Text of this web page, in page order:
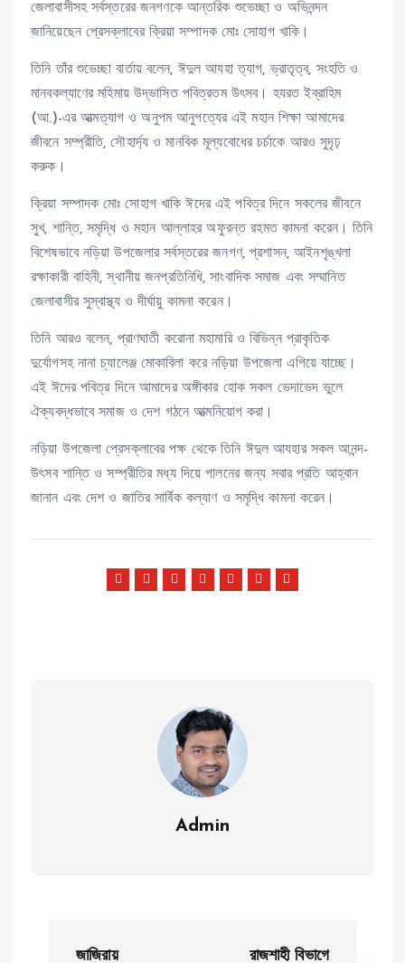
জেলাবাসীসহ সর্বস্তরের জনগণকে আন্তরিক শুভেচ্ছা ও অভিনন্দন
জানিয়েছেন প্রেসক্লাবের ক্রিয়া সম্পাদক মোঃ সোহাগ খাকি।
তিনি তাঁর শুভেচ্ছা বার্তায় বলেন, ঈদুল আযহা ত্যাগ, ভ্রাতৃত্ব, সংহতি ও
মানবকল্যাণের মহিমায় উদ্ভাসিত পবিত্রতম উৎসব। হযরত ইব্রাহিম
(আ.)-এর আত্মত্যাগ ও অনুপম আনুগত্যের এই মহান শিক্ষা আমাদের
জীবনে সম্প্রীতি, সৌহার্দ্য ও মানবিক মূল্যবোধের চর্চাকে আরও সুদৃঢ়
করুক।
ক্রিয়া সম্পাদক মোঃ সোহাগ খাকি ঈদের এই পবিত্র দিনে সকলের জীবনে
সুখ, শান্তি, সমৃদ্ধি ও মহান আল্লাহর অফুরন্ত রহমত কামনা করেন। তিনি
বিশেষভাবে নড়িয়া উপজেলার সর্বস্তরের জনগণ, প্রশাসন, আইনশৃঙ্খলা
রক্ষাকারী বাহিনী, স্থানীয় জনপ্রতিনিধি, সাংবাদিক সমাজ এবং সম্মানিত
জেলাবাসীর সুস্বাস্থ্য ও দীর্ঘায়ু কামনা করেন।
তিনি আরও বলেন, প্রাণঘাতী করোনা মহামারি ও বিভিন্ন প্রাকৃতিক
দুর্যোগসহ নানা চ্যালেঞ্জ মোকাবিলা করে নড়িয়া উপজেলা এগিয়ে যাচ্ছে।
এই ঈদের পবিত্র দিনে আমাদের অঙ্গীকার হোক সকল ভেদাভেদ ভুলে
ঐক্যবদ্ধভাবে সমাজ ও দেশ গঠনে আত্মনিয়োগ করা।
নড়িয়া উপজেলা প্রেসক্লাবের পক্ষ থেকে তিনি ঈদুল আযহার সকল আনন্দ-
উৎসব শান্তি ও সম্প্রীতির মধ্য দিয়ে পালনের জন্য সবার প্রতি আহ্বান
জানান এবং দেশ ও জাতির সার্বিক কল্যাণ ও সমৃদ্ধি কামনা করেন।
Admin
জাজিরায়
রাজশাহী বিভাগে